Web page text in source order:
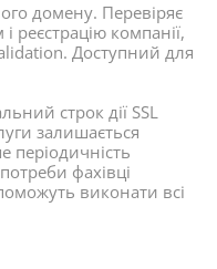
домену. Перевіряє
реєстрацію компанії,
Доступний для
строк дії SSL
залишається
періодичність
фахівці
виконати всі